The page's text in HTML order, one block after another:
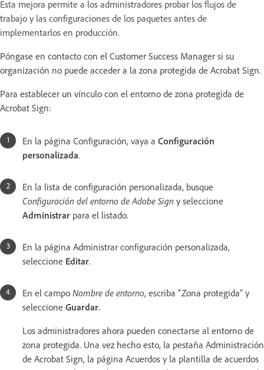
Esta mejora permite a los administradores probar los flujos de
trabajo y las configuraciones de los paquetes antes de
implementarlos en producción.
Póngase en contacto con el Customer Success Manager si su
organización no puede acceder a la zona protegida de Acrobat Sign.
Para establecer un vínculo con el entorno de zona protegida de
Acrobat Sign:
En la página Configuración, vaya a Configuración
personalizada.
En la lista de configuración personalizada, busque
Configuración del entorno de Adobe Sign y seleccione
Administrar para el listado.
En la página Administrar configuración personalizada,
seleccione Editar.
En el campo Nombre de entorno, escriba “Zona protegida” y
seleccione Guardar.
Los administradores ahora pueden conectarse al entorno de
zona protegida. Una vez hecho esto, la pestaña Administración
de Acrobat Sign, la página Acuerdos y la plantilla de acuerdos